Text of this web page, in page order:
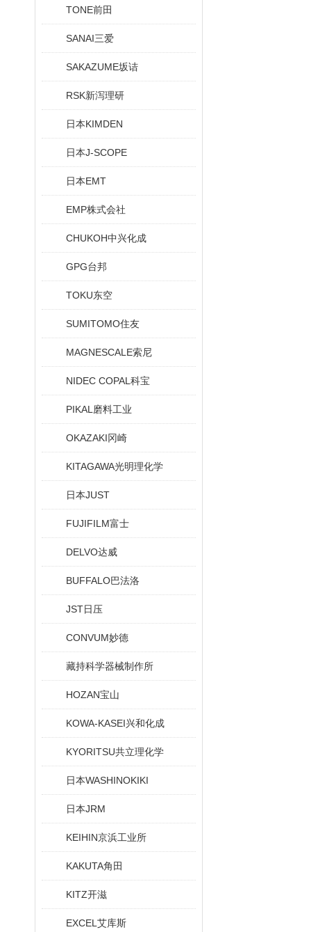
TONE前田
SANAI三爱
SAKAZUME坂诘
RSK新泻理研
日本KIMDEN
日本J-SCOPE
日本EMT
EMP株式会社
CHUKOH中兴化成
GPG台邦
TOKU东空
SUMITOMO住友
MAGNESCALE索尼
NIDEC COPAL科宝
PIKAL磨料工业
OKAZAKI冈崎
KITAGAWA光明理化学
日本JUST
FUJIFILM富士
DELVO达威
BUFFALO巴法洛
JST日压
CONVUM妙德
藏持科学器械制作所
HOZAN宝山
KOWA-KASEI兴和化成
KYORITSU共立理化学
日本WASHINOKIKI
日本JRM
KEIHIN京浜工业所
KAKUTA角田
KITZ开滋
EXCEL艾库斯